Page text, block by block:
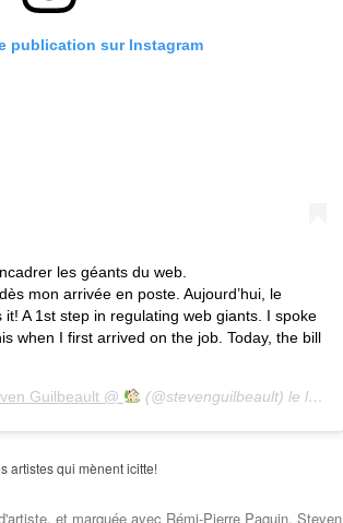
publication sur Instagram
les géants du web.
mon arrivée en poste. Aujourd’hui, le
A 1st step in regulating web giants. I spoke
when I first arrived on the job. Today, the bill
Guilbeault @ (@stevenguilbeault) le le 3 Nov 2020 à 5 h 24 m PST
artistes qui mènent icitte!
, et marquée avec Rémi-Pierre Paquin, Steven